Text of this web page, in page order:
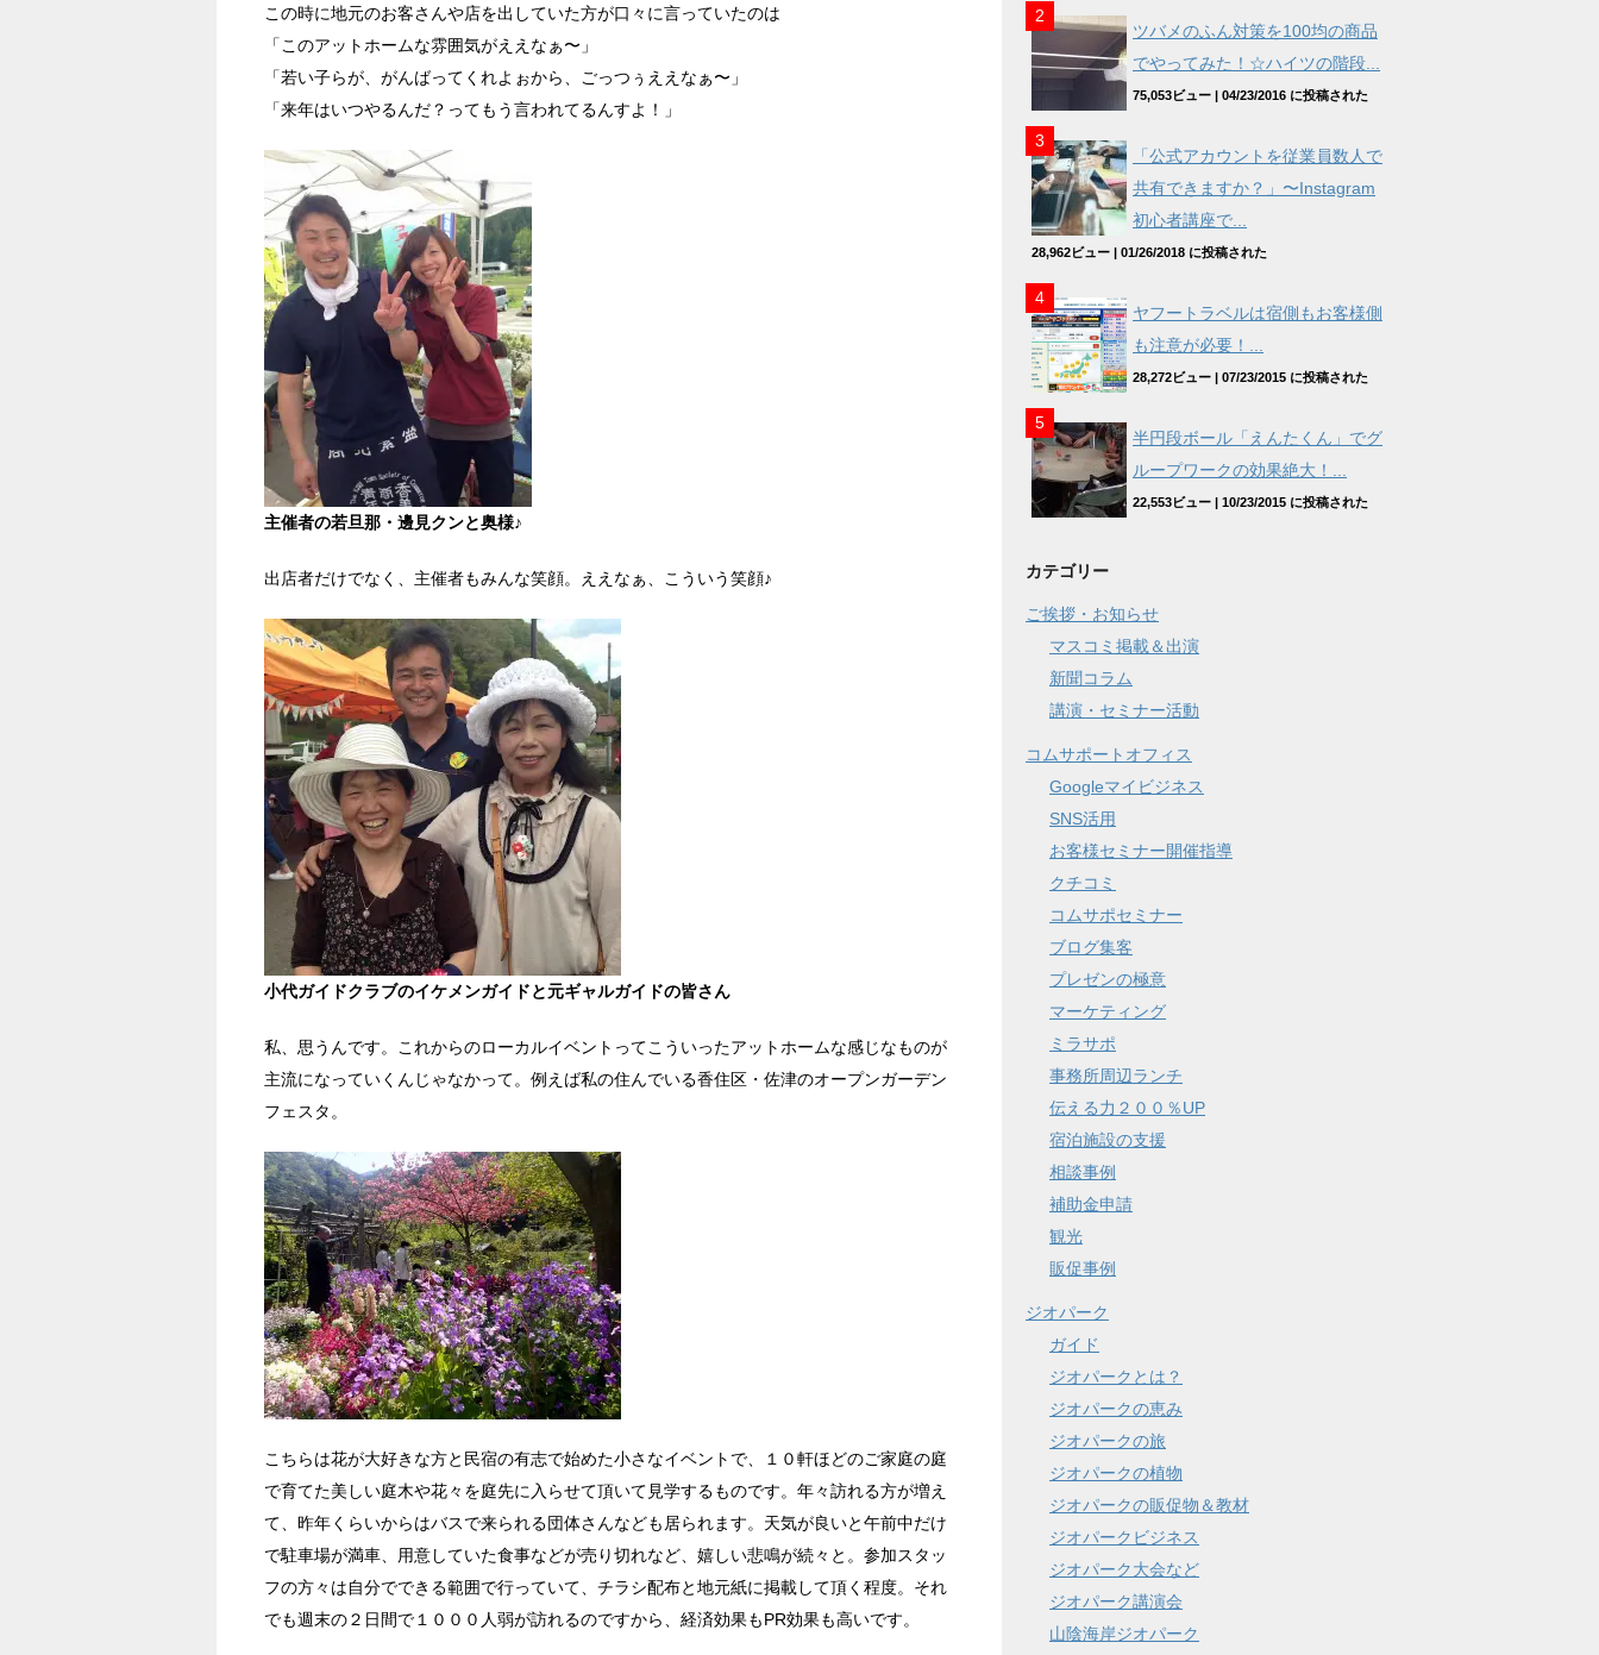
この時に地元のお客さんや店を出していた方が口々に言っていたのは
「このアットホームな雰囲気がええなぁ〜」
「若い子らが、がんばってくれよぉから、ごっつぅええなぁ〜」
「来年はいつやるんだ？ってもう言われてるんすよ！」
主催者の若旦那・邊見クンと奥様♪
出店者だけでなく、主催者もみんな笑顔。ええなぁ、こういう笑顔♪
小代ガイドクラブのイケメンガイドと元ギャルガイドの皆さん
私、思うんです。これからのローカルイベントってこういったアットホームな感じなものが
主流になっていくんじゃなかって。例えば私の住んでいる香住区・佐津のオープンガーデン
フェスタ。
こちらは花が大好きな方と民宿の有志で始めた小さなイベントで、１０軒ほどのご家庭の庭
で育てた美しい庭木や花々を庭先に入らせて頂いて見学するものです。年々訪れる方が増え
て、昨年くらいからはバスで来られる団体さんなども居られます。天気が良いと午前中だけ
で駐車場が満車、用意していた食事などが売り切れなど、嬉しい悲鳴が続々と。参加スタッ
フの方々は自分でできる範囲で行っていて、チラシ配布と地元紙に掲載して頂く程度。それ
でも週末の２日間で１０００人弱が訪れるのですから、経済効果もPR効果も高いです。
ツバメのふん対策を100均の商品
でやってみた！☆ハイツの階段...
75,053ビュー | 04/23/2016 に投稿された
「公式アカウントを従業員数人で
共有できますか？」〜Instagram
初心者講座で...
28,962ビュー | 01/26/2018 に投稿された
ヤフートラベルは宿側もお客様側
も注意が必要！...
28,272ビュー | 07/23/2015 に投稿された
半円段ボール「えんたくん」でグ
ループワークの効果絶大！...
22,553ビュー | 10/23/2015 に投稿された
カテゴリー
ご挨拶・お知らせ
マスコミ掲載＆出演
新聞コラム
講演・セミナー活動
コムサポートオフィス
Googleマイビジネス
SNS活用
お客様セミナー開催指導
クチコミ
コムサポセミナー
ブログ集客
プレゼンの極意
マーケティング
ミラサポ
事務所周辺ランチ
伝える力２００％UP
宿泊施設の支援
相談事例
補助金申請
観光
販促事例
ジオパーク
ガイド
ジオパークとは？
ジオパークの恵み
ジオパークの旅
ジオパークの植物
ジオパークの販促物＆教材
ジオパークビジネス
ジオパーク大会など
ジオパーク講演会
山陰海岸ジオパーク